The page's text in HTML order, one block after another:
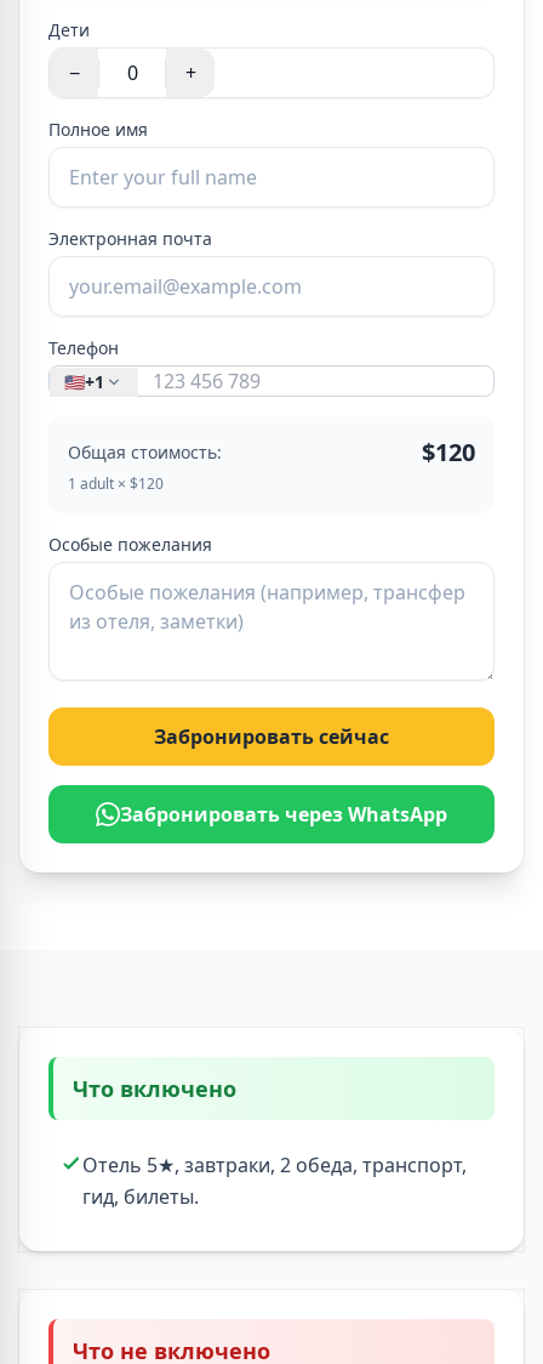
Дети
− +
Полное имя
Электронная почта
Телефон
🇺🇸+1
Общая стоимость: $120
1 adult × $120
Особые пожелания
Забронировать сейчас
Забронировать через WhatsApp
Что включено
Отель 5★, завтраки, 2 обеда, транспорт,
гид, билеты.
Что не включено